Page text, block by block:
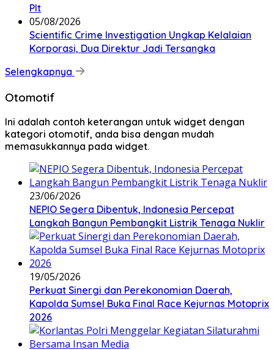
Plt
05/08/2026
Scientific Crime Investigation Ungkap Kelalaian
Korporasi, Dua Direktur Jadi Tersangka
Selengkapnya
Otomotif
Ini adalah contoh keterangan untuk widget dengan
kategori otomotif, anda bisa dengan mudah
memasukkannya pada widget.
23/06/2026
NEPIO Segera Dibentuk, Indonesia Percepat
Langkah Bangun Pembangkit Listrik Tenaga Nuklir
19/05/2026
Perkuat Sinergi dan Perekonomian Daerah,
Kapolda Sumsel Buka Final Race Kejurnas Motoprix
2026